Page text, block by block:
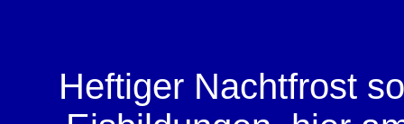
Heftiger Nachtfrost